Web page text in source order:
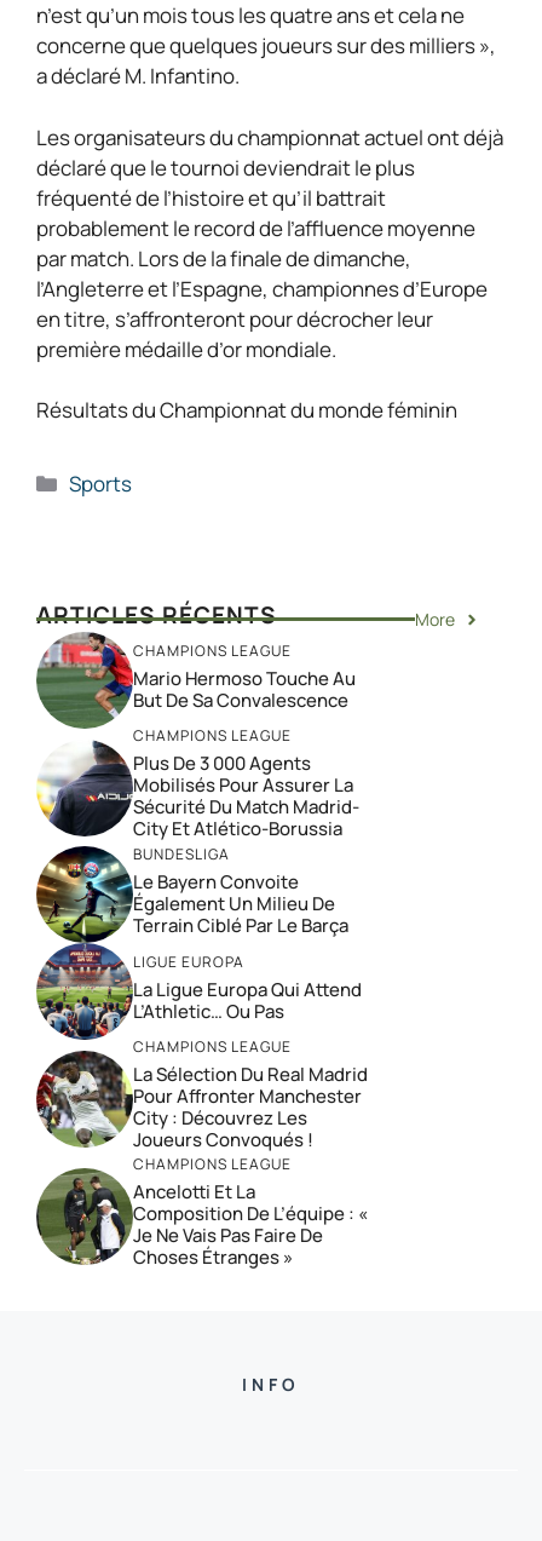
n’est qu’un mois tous les quatre ans et cela ne
concerne que quelques joueurs sur des milliers »,
a déclaré M. Infantino.
Les organisateurs du championnat actuel ont déjà
déclaré que le tournoi deviendrait le plus
fréquenté de l’histoire et qu’il battrait
probablement le record de l’affluence moyenne
par match. Lors de la finale de dimanche,
l’Angleterre et l’Espagne, championnes d’Europe
en titre, s’affronteront pour décrocher leur
première médaille d’or mondiale.
Résultats du Championnat du monde féminin
Catégories
Sports
ARTICLES RÉCENTS More
CHAMPIONS LEAGUE
Mario Hermoso Touche Au
But De Sa Convalescence
CHAMPIONS LEAGUE
Plus De 3 000 Agents
Mobilisés Pour Assurer La
Sécurité Du Match Madrid-
City Et Atlético-Borussia
BUNDESLIGA
Le Bayern Convoite
Également Un Milieu De
Terrain Ciblé Par Le Barça
LIGUE EUROPA
La Ligue Europa Qui Attend
L’Athletic… Ou Pas
CHAMPIONS LEAGUE
La Sélection Du Real Madrid
Pour Affronter Manchester
City : Découvrez Les
Joueurs Convoqués !
CHAMPIONS LEAGUE
Ancelotti Et La
Composition De L’équipe : «
Je Ne Vais Pas Faire De
Choses Étranges »
INFO